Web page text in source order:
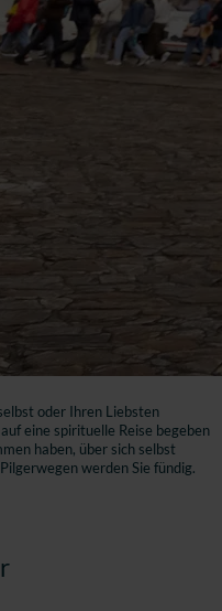
oder Ihren Liebsten
eine spirituelle Reise begeben
haben, über sich selbst
werden Sie fündig.